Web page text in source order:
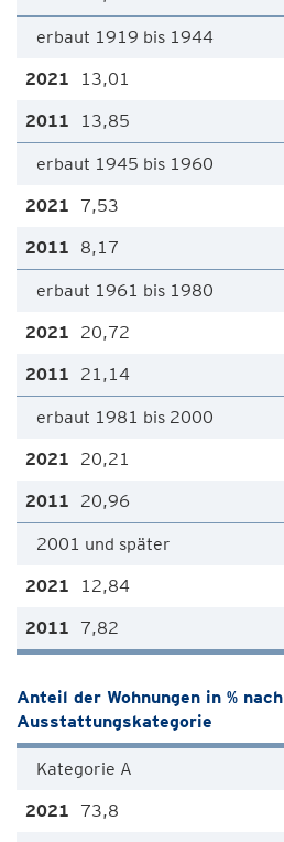
erbaut 1919 bis 1944
13,01
13,85
erbaut 1945 bis 1960
7,53
8,17
erbaut 1961 bis 1980
20,72
21,14
erbaut 1981 bis 2000
20,21
20,96
2001 und später
12,84
7,82
Anteil der Wohnungen in % nach
Ausstattungskategorie
Kategorie A
73,8